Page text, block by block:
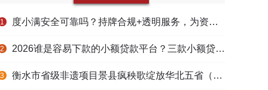
1 度小满安全可靠吗？持牌合规+透明服务，为资金周转筑牢多重保障
2 2026谁是容易下款的小额贷款平台？三款小额贷款产品全面对比
3 衡水市省级非遗项目景县疯秧歌绽放华北五省（区）市舞蹈大赛舞台